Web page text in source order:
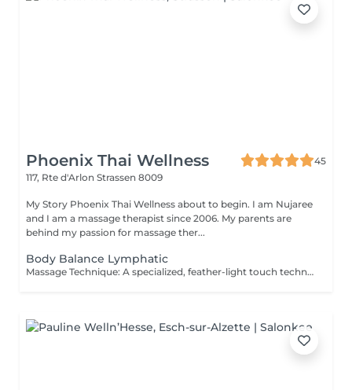
Phoenix Thai Wellness
45
117, Rte d'Arlon Strassen 8009
My Story Phoenix Thai Wellness about to begin. I am Nujaree
and I am a massage therapist since 2006. My parents are
behind my passion for massage ther...
Body Balance Lymphatic
Massage Technique: A specialized, feather-light touch technique that uses gentle, rhythmic strokes to promote a deep sense of lightness and physical relaxation. This gentle body wellness experience is designed to soothe the senses, support natural bodily harmony, and leave you feeling deeply refreshed and revitalized. It is the perfect choice for those seeking a quiet moment of physical renewal and skin-nourishing relaxation.